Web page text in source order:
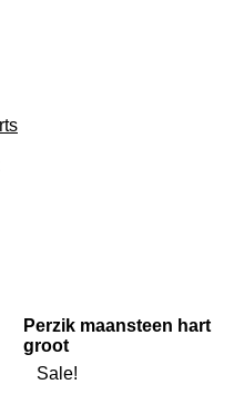
Perzik maansteen hart
groot
Sale!